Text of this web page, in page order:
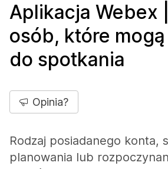
Aplikacja Webex
osób, które
do spotkania
Opinia?
Rodzaj posiadanego konta,
planowania lub